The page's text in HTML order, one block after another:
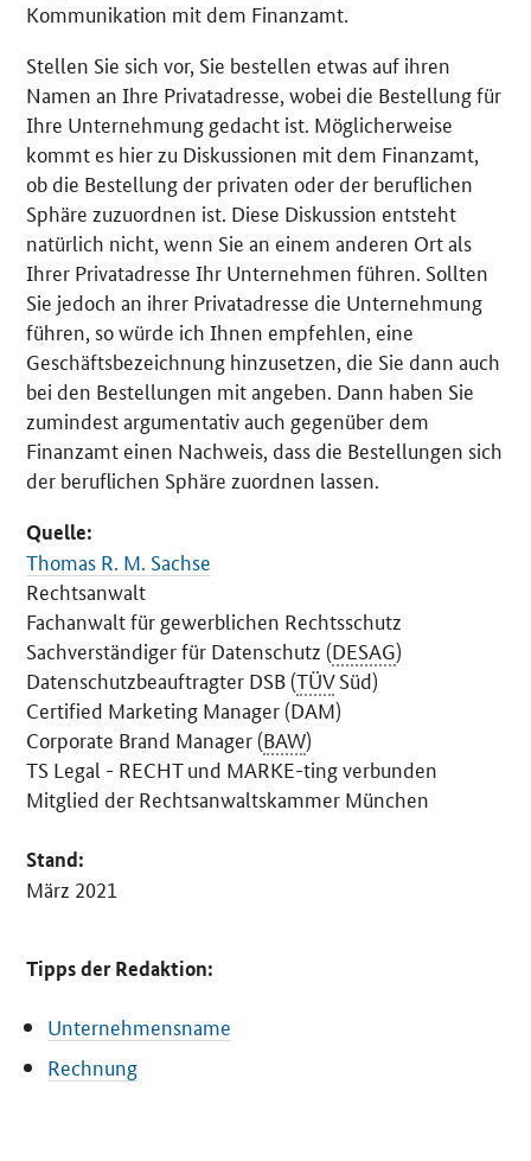
Kommunikation mit dem Finanzamt.
Stellen Sie sich vor, Sie bestellen etwas auf ihren
Namen an Ihre Privatadresse, wobei die Bestellung für
Ihre Unternehmung gedacht ist. Möglicherweise
kommt es hier zu Diskussionen mit dem Finanzamt,
ob die Bestellung der privaten oder der beruflichen
Sphäre zuzuordnen ist. Diese Diskussion entsteht
natürlich nicht, wenn Sie an einem anderen Ort als
Ihrer Privatadresse Ihr Unternehmen führen. Sollten
Sie jedoch an ihrer Privatadresse die Unternehmung
führen, so würde ich Ihnen empfehlen, eine
Geschäftsbezeichnung hinzusetzen, die Sie dann auch
bei den Bestellungen mit angeben. Dann haben Sie
zumindest argumentativ auch gegenüber dem
Finanzamt einen Nachweis, dass die Bestellungen sich
der beruflichen Sphäre zuordnen lassen.
Quelle:
Thomas R. M. Sachse
Rechtsanwalt
Fachanwalt für gewerblichen Rechtsschutz
Sachverständiger für Datenschutz (DESAG)
Datenschutzbeauftragter DSB (TÜVSüd)
Certified Marketing Manager(DAM)
Corporate Brand Manager(BAW)
TS Legal - RECHT und MARKE-ting verbunden
Mitglied der Rechtsanwaltskammer München
Stand:
März 2021
Tipps der Redaktion:
Unternehmensname
Rechnung